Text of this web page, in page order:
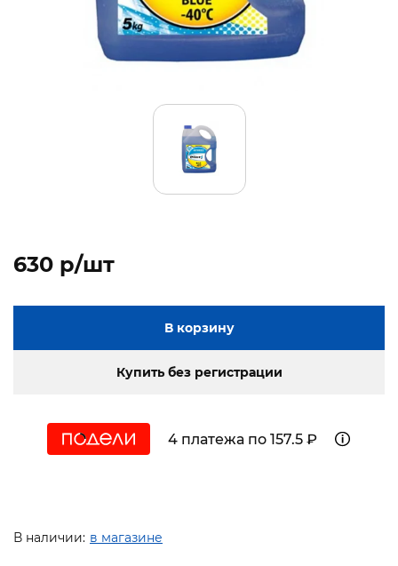
630 p/шт
В корзину
Купить без регистрации
4 платежа по 157.5 ₽
В наличии: в магазине